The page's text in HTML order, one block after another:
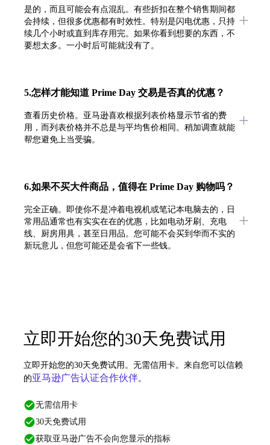
是的，而且可能会有点混乱。有些折扣在整个销售期间都
会持续，但很多优惠都有时效性。特别是闪电优惠，只持
续几个小时或直到库存用完。如果你看到想要的东西，不
要想太多。一小时后可能就没有了。
5.怎样才能知道 Prime Day 交易是否真的优惠？
查看历史价格。亚马逊喜欢根据列表价格显示节省的费
用，而列表价格并不总是与平均售价相同。稍加调查就能
帮您避免上当受骗。
6.如果不买大件商品，值得在 Prime Day 购物吗？
完全正确。即使你不是冲着电视机或笔记本电脑去的，日
常用品通常也有实实在在的优惠，比如电动牙刷、充电
线、厨房用具，甚至日用品。您可能不会买到华而不实的
新玩意儿，但您可能还是会省下一些钱。
立即开始您的30天免费试用
立即开始您的30天免费试用。无需信用卡。来自您可以信赖
的亚马逊广告认证合作伙伴。
无需信用卡
30天免费试用
获取亚马逊广告不会向您显示的指标